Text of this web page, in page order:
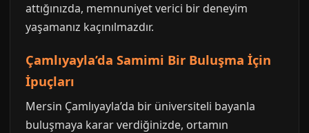
attığınızda, memnuniyet verici bir deneyim
yaşamanız kaçınılmazdır.
Çamlıyayla’da Samimi Bir Buluşma İçin
İpuçları
Mersin Çamlıyayla’da bir üniversiteli bayanla
buluşmaya karar verdiğinizde, ortamın